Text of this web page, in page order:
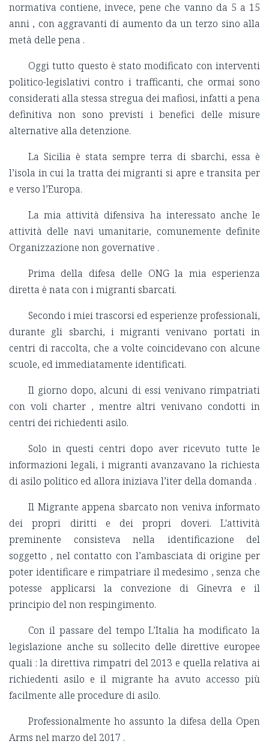
normativa contiene, invece, pene che vanno da 5 a 15
anni , con aggravanti di aumento da un terzo sino alla
metà delle pena .
Oggi tutto questo è stato modificato con interventi
politico-legislativi contro i trafficanti, che ormai sono
considerati alla stessa stregua dei mafiosi, infatti a pena
definitiva non sono previsti i benefici delle misure
alternative alla detenzione.
La Sicilia è stata sempre terra di sbarchi, essa è
l’isola in cui la tratta dei migranti si apre e transita per
e verso l’Europa.
La mia attività difensiva ha interessato anche le
attività delle navi umanitarie, comunemente definite
Organizzazione non governative .
Prima della difesa delle ONG la mia esperienza
diretta è nata con i migranti sbarcati.
Secondo i miei trascorsi ed esperienze professionali,
durante gli sbarchi, i migranti venivano portati in
centri di raccolta, che a volte coincidevano con alcune
scuole, ed immediatamente identificati.
Il giorno dopo, alcuni di essi venivano rimpatriati
con voli charter , mentre altri venivano condotti in
centri dei richiedenti asilo.
Solo in questi centri dopo aver ricevuto tutte le
informazioni legali, i migranti avanzavano la richiesta
di asilo politico ed allora iniziava l’iter della domanda .
Il Migrante appena sbarcato non veniva informato
dei propri diritti e dei propri doveri. L'attività
preminente consisteva nella identificazione del
soggetto , nel contatto con l’ambasciata di origine per
poter identificare e rimpatriare il medesimo , senza che
potesse applicarsi la convezione di Ginevra e il
principio del non respingimento.
Con il passare del tempo L’Italia ha modificato la
legislazione anche su sollecito delle direttive europee
quali : la direttiva rimpatri del 2013 e quella relativa ai
richiedenti asilo e il migrante ha avuto accesso più
facilmente alle procedure di asilo.
Professionalmente ho assunto la difesa della Open
Arms nel marzo del 2017 .